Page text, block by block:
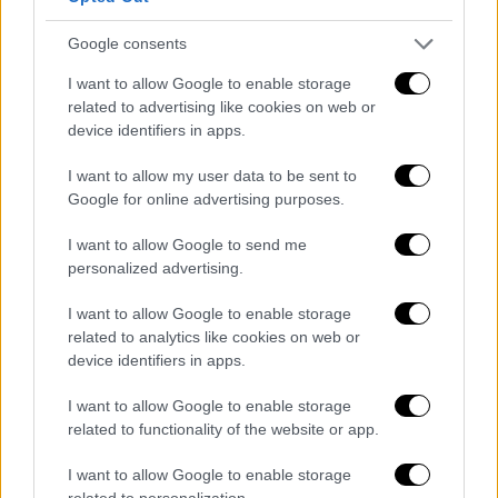
Google consents
I want to allow Google to enable storage
related to advertising like cookies on web or
device identifiers in apps.
I want to allow my user data to be sent to
Google for online advertising purposes.
I want to allow Google to send me
personalized advertising.
I want to allow Google to enable storage
related to analytics like cookies on web or
device identifiers in apps.
I want to allow Google to enable storage
related to functionality of the website or app.
I want to allow Google to enable storage
συνεργάτες του Ντράγκαν Σάκοτα επίσης
δεν έχουν αντίστοιχο φάκελο.
Αντιλαμβάνεται κανείς βεβαίως το
για προπονητές με σημαντική καριέρα σε
Ελλάδα και Ευρώπη. Ο Αταμάν είναι εκ των
κορυφαίων στην Ευρώπη και ο Σάκοτα
εργάζεται στην Ελλάδα απ' τις αρχές του '90
επειδή δεν έχουν φάκελο με αντίγραφο
ποινικού μητρώου και βεβαίωση
Η ΕΟΚ έκρουσε τον κώδωνα του κινδύνου
αναφέροντας μεταξύ άλλων σε επιστολή
προς τη ΓΓ: «Πρωτοκλασάτα και